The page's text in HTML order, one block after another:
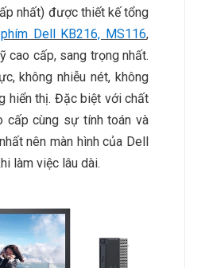
nhất) được thiết kế tổng
Dell KB216, MS116,
cao cấp, sang trọng nhất.
không nhiễu nét, không
hiển thị. Đặc biệt với chất
cấp cùng sự tính toán và
nên màn hình của Dell
làm việc lâu dài.